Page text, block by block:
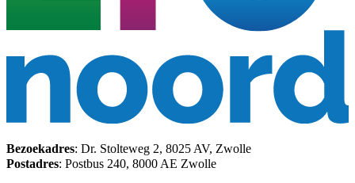
Bezoekadres: Dr. Stolteweg 2, 8025 AV, Zwolle
Postadres: Postbus 240, 8000 AE Zwolle